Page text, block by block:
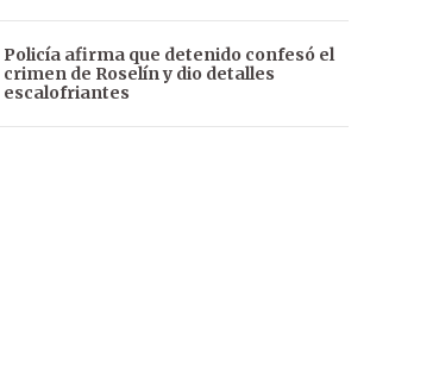
Policía afirma que detenido confesó el
crimen de Roselín y dio detalles
escalofriantes